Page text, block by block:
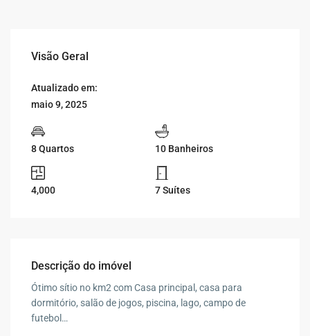
Visão Geral
Atualizado em:
maio 9, 2025
8 Quartos 10 Banheiros
4,000 7 Suítes
Descrição do imóvel
Ótimo sítio no km2 com Casa principal, casa para
dormitório, salão de jogos, piscina, lago, campo de
futebol…